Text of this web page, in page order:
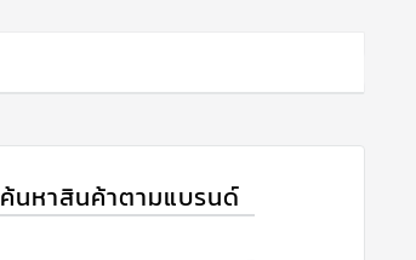
ค้นหาสินค้าตามแบรนด์